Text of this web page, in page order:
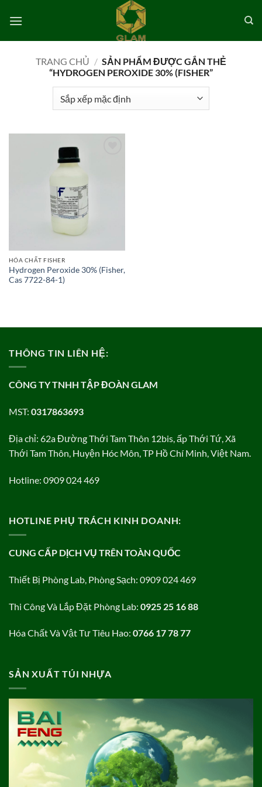
qua
TRANG CHỦ / SẢN PHẨM ĐƯỢC GẮN THẺ
“HYDROGEN PEROXIDE 30% (FISHER”
HÓA CHẤT FISHER
Hydrogen Peroxide 30% (Fisher,
Cas 7722-84-1)
THÔNG TIN LIÊN HỆ:
CÔNG TY TNHH TẬP ĐOÀN GLAM
MST: 0317863693
Địa chỉ: 62a Đường Thới Tam Thôn 12bis, ấp Thới Tứ, Xã
Thới Tam Thôn, Huyện Hóc Môn, TP Hồ Chí Minh, Việt Nam.
Hotline: 0909 024 469
HOTLINE PHỤ TRÁCH KINH DOANH:
CUNG CẤP DỊCH VỤ TRÊN TOÀN QUỐC
Thiết Bị Phòng Lab, Phòng Sạch: 0909 024 469
Thi Công Và Lắp Đặt Phòng Lab: 0925 25 16 88
Hóa Chất Và Vật Tư Tiêu Hao: 0766 17 78 77
SẢN XUẤT TÚI NHỰA